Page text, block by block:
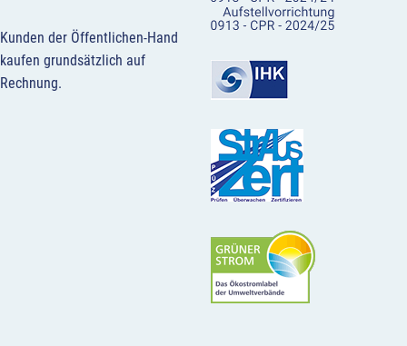
Kunden der Öffentlichen-Hand
kaufen grundsätzlich auf
Rechnung.